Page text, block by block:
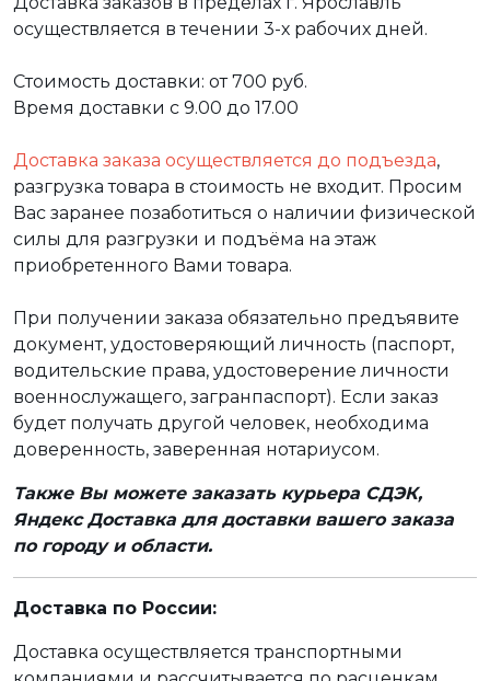
осуществляется в течении 3-х рабочих дней.
Стоимость доставки: от 700 руб.
Время доставки с 9.00 до 17.00
Доставка заказа осуществляется до подъезда,
разгрузка товара в стоимость не входит. Просим
Вас заранее позаботиться о наличии физической
силы для разгрузки и подъёма на этаж
приобретенного Вами товара.
При получении заказа обязательно предъявите
документ, удостоверяющий личность (паспорт,
водительские права, удостоверение личности
военнослужащего, загранпаспорт). Если заказ
будет получать другой человек, необходима
доверенность, заверенная нотариусом.
Также Вы можете заказать курьера СДЭК,
Яндекс Доставка для доставки вашего заказа
по городу и области.
Доставка по России:
Доставка осуществляется транспортными